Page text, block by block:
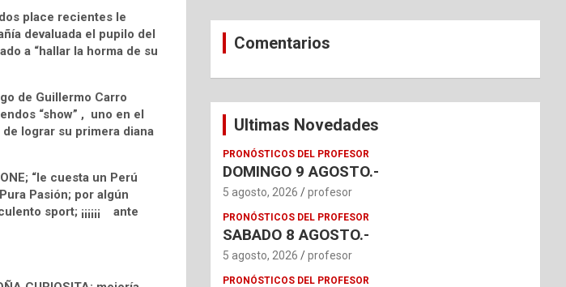
place recientes le
devaluada el pupilo del
a “hallar la horma de su
de Guillermo Carro
“show” , uno en el
lograr su primera diana
“le cuesta un Perú
Pasión; por algún
sport; ¡¡¡¡¡¡ ante
Comentarios
Ultimas Novedades
PRONÓSTICOS DEL PROFESOR
DOMINGO 9 AGOSTO.-
5 agosto, 2026 profesor
PRONÓSTICOS DEL PROFESOR
SABADO 8 AGOSTO.-
5 agosto, 2026 profesor
PRONÓSTICOS DEL PROFESOR